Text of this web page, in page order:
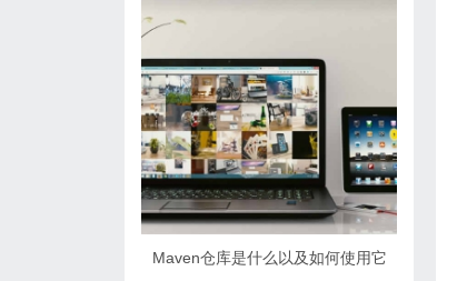
Maven仓库是什么以及如何使用它